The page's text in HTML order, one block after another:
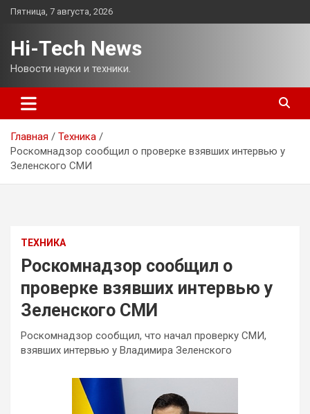
Перейти
Пятница, 7 августа, 2026
Hi-Tech News
Новости науки и техники.
Главная
Техника
Роскомнадзор сообщил о проверке взявших интервью у
Зеленского СМИ
ТЕХНИКА
Роскомнадзор сообщил о
проверке взявших интервью у
Зеленского СМИ
Роскомнадзор сообщил, что начал проверку СМИ,
взявших интервью у Владимира Зеленского